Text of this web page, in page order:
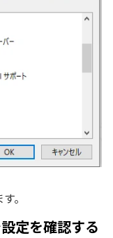
。
定を確認する